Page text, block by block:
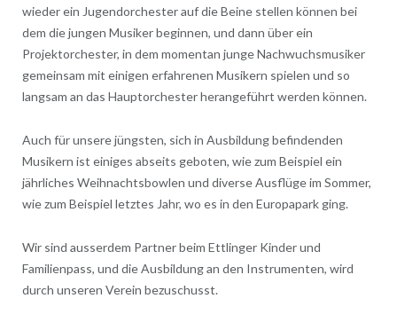
wieder ein Jugendorchester auf die Beine stellen können bei
dem die jungen Musiker beginnen, und dann über ein
Projektorchester, in dem momentan junge Nachwuchsmusiker
gemeinsam mit einigen erfahrenen Musikern spielen und so
langsam an das Hauptorchester herangeführt werden können.
Auch für unsere jüngsten, sich in Ausbildung befindenden
Musikern ist einiges abseits geboten, wie zum Beispiel ein
jährliches Weihnachtsbowlen und diverse Ausflüge im Sommer,
wie zum Beispiel letztes Jahr, wo es in den Europapark ging.
Wir sind ausserdem Partner beim Ettlinger Kinder und
Familienpass, und die Ausbildung an den Instrumenten, wird
durch unseren Verein bezuschusst.